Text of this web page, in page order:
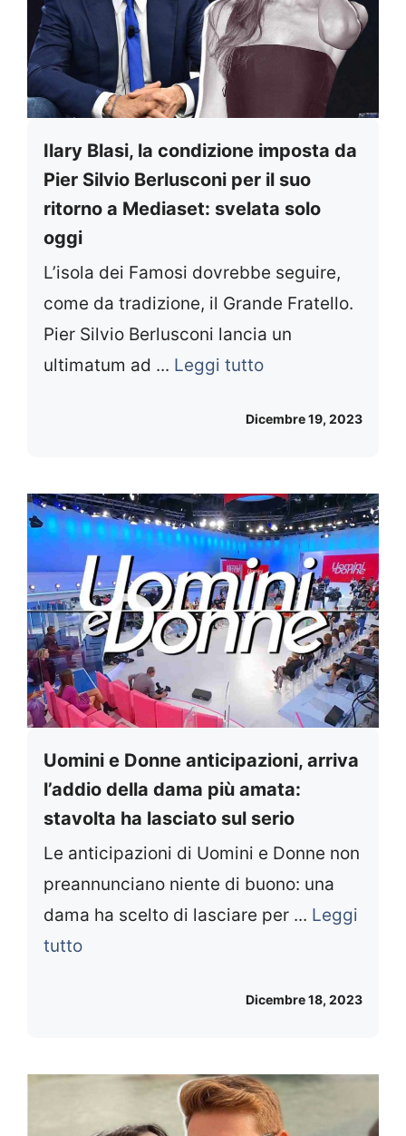
Ilary Blasi, la condizione imposta da
Pier Silvio Berlusconi per il suo
ritorno a Mediaset: svelata solo
oggi
L’isola dei Famosi dovrebbe seguire,
come da tradizione, il Grande Fratello.
Pier Silvio Berlusconi lancia un
ultimatum ad ... Leggi tutto
Dicembre 19, 2023
Uomini e Donne anticipazioni, arriva
l’addio della dama più amata:
stavolta ha lasciato sul serio
Le anticipazioni di Uomini e Donne non
preannunciano niente di buono: una
dama ha scelto di lasciare per ... Leggi
tutto
Dicembre 18, 2023